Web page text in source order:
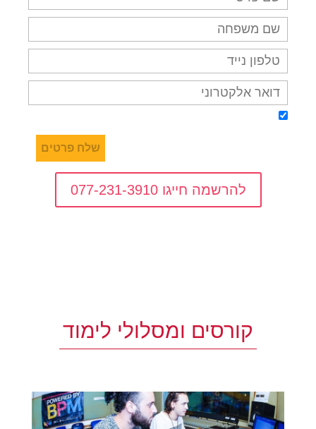
להרשמה חייגו 077-231-3910
קורסים ומסלולי לימוד